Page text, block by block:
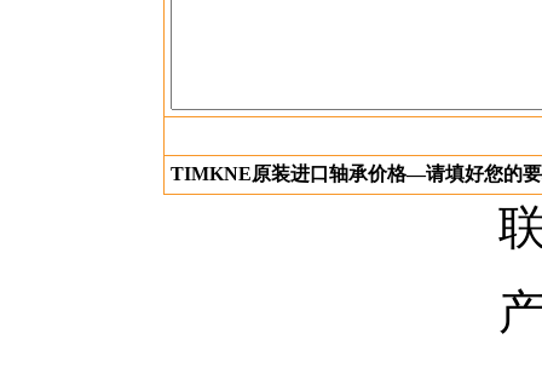
TIMKNE原装进口轴承价格—请填好您的